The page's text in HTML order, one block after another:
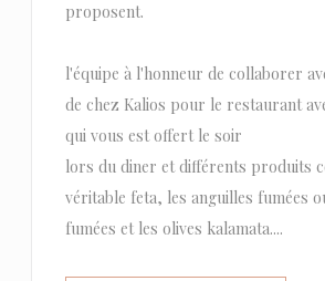
proposent.
l'équipe à l'honneur de collaborer
de chez Kalios pour le restaurant
qui vous est offert le soir
lors du diner et différents produits
véritable feta, les anguilles fumées
fumées et les olives kalamata....